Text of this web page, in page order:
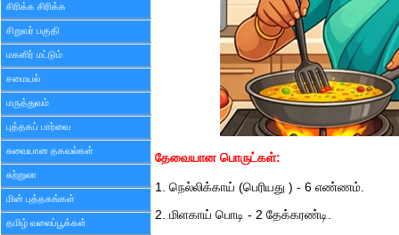
சிரிக்க சிரிக்க
சிறுவர் பகுதி
மகளிர் மட்டும்
சமையல்
மருத்துவம்
புத்தகப் பார்வை
சுவையான தகவல்கள்
சுற்றுலா
மின் புத்தகங்கள்
தமிழ் வலைப்பூக்கள்
தேவையான பொருட்கள்:
1. நெல்லிக்காய் (பெரியது ) - 6 எண்ணம்.
2. மிளகாய் பொடி - 2 தேக்கரண்டி.